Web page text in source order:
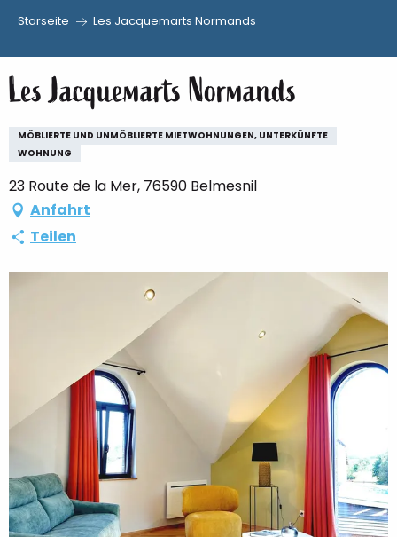
au
contenu
principal
Starseite Les Jacquemarts Normands
Les Jacquemarts Normands
MÖBLIERTE UND UNMÖBLIERTE MIETWOHNUNGEN, UNTERKÜNFTE
WOHNUNG
23 Route de la Mer, 76590 Belmesnil
Anfahrt
Teilen